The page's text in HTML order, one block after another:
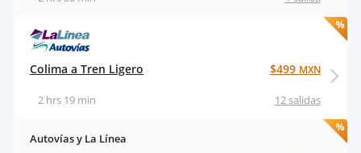
Colima a Tren Ligero
12 salidas
2 hrs 19 min
$499 MXN
Autovías y La Línea